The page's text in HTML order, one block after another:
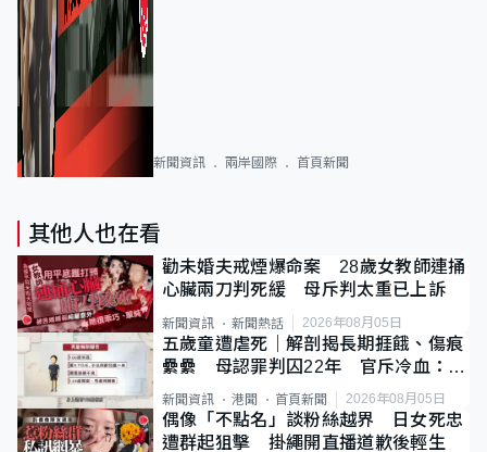
新聞資訊 兩岸國際 首頁新聞
其他人也在看
勸未婚夫戒煙爆命案 28歲女教師連捅
心臟兩刀判死緩 母斥判太重已上訴
新聞資訊 新聞熱話 2026年08月05日
五歲童遭虐死｜解剖揭長期捱餓、傷痕
纍纍 母認罪判囚22年 官斥冷血：同
類案最惡劣
新聞資訊 港聞 首頁新聞 2026年08月05日
偶像「不點名」談粉絲越界 日女死忠
遭群起狙擊 掛繩開直播道歉後輕生